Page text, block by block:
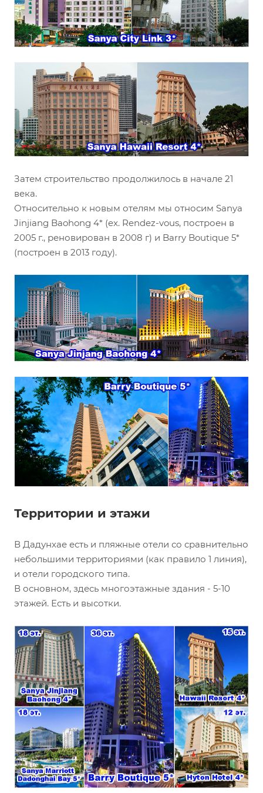
Затем строительство продолжилось в начале 21
века.
Относительно к новым отелям мы относим Sanya
Jinjiang Baohong 4* (ex. Rendez-vous, построен в
2005 г., реновирован в 2008 г) и Barry Boutique 5*
(построен в 2013 году).
Территории и этажи
В Дадунхае есть и пляжные отели со сравнительно
небольшими территориями (как правило 1 линия),
и отели городского типа.
В основном, здесь многоэтажные здания - 5-10
этажей. Есть и высотки.